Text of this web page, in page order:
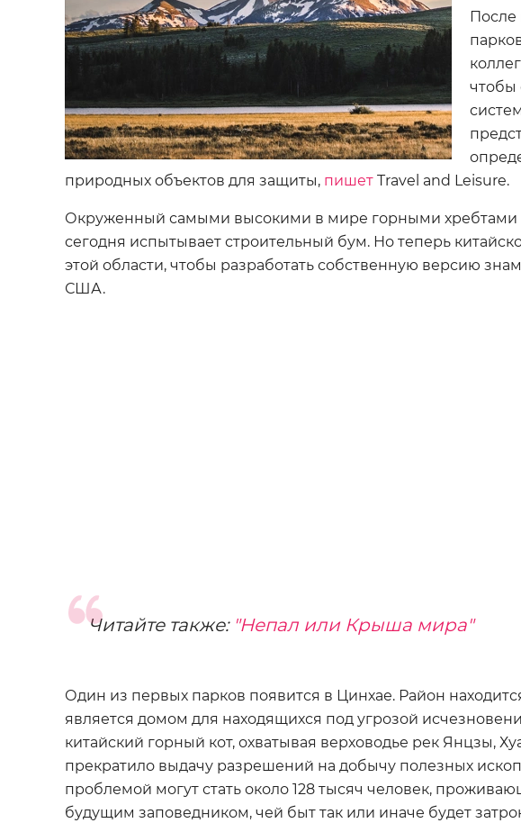
После
чтобы
природных объектов для защиты, пишет Travel and Leisure.
Окруженный самыми высокими в мире горными хребтами
сегодня испытывает строительный бум. Но теперь
этой области, чтобы разработать собственную версию
США.
Читайте также: "Непал или Крыша мира"
Один из первых парков появится в Цинхае. Район
является домом для находящихся под угрозой
китайский горный кот, охватывая верховодье рек Янцзы,
прекратило выдачу разрешений на добычу полезных
проблемой могут стать около 128 тысяч человек,
будущим заповедником, чей быт так или иначе будет